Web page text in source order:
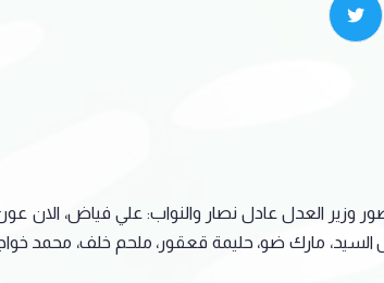
وزير العدل عادل نصار والنواب: علي فياض،
السيد، مارك ضو، حليمة قعقور، ملحم خلف، محمد